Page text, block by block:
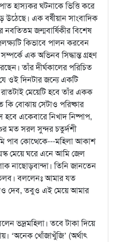
হাস্যকর ঘটনাকে ভিত্তি করে
উঠেছে। এক বর্ষীয়ান সাংবাদিক
নবতিতম জন্মবার্ষিকীর বিশেষ
কিভাবে পালন করবেন
এক অভিনব সিদ্ধান্ত গ্রহণ
তাঁর দীর্ঘকালের পরিচিত
ওই দিনটার জন্যে একটি
মেয়েটি হবে তাঁর একক
বোঝায় সেটাও পরিষ্কার
একেবারে নিখাদ নিষ্পাপ,
মত সরল সুন্দর চতুর্দশী
পাব কোত্থেকে---মহিলা আকাশ
মেয়ে ঘরে এনে আমি জেল
নাছোড়বান্দা। তিনি জানতেন
বললেনঃ আমার যত
দেব, তবুও এই মেয়ে আমার
ভদ্রমহিলা। তবে টাকা দিয়ে
‘অনেক খোঁজাখুঁজি’ (অর্থাৎ